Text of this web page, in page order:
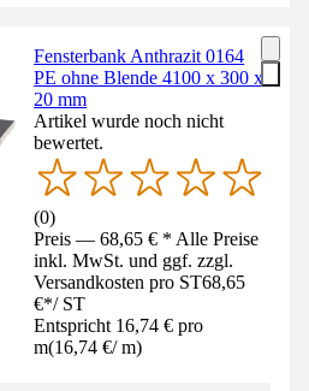
Fensterbank Anthrazit 0164
PE ohne Blende 4100 x 300 x
20 mm
Artikel wurde noch nicht
bewertet.
(0)
Preis — 68,65 € * Alle Preise
inkl. MwSt. und ggf. zzgl.
Versandkosten pro ST68,65
€*/ ST
Entspricht 16,74 € pro
m(16,74 €/ m)